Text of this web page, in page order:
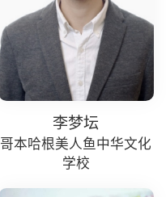
李梦坛
哥本哈根美人鱼中华文化
学校